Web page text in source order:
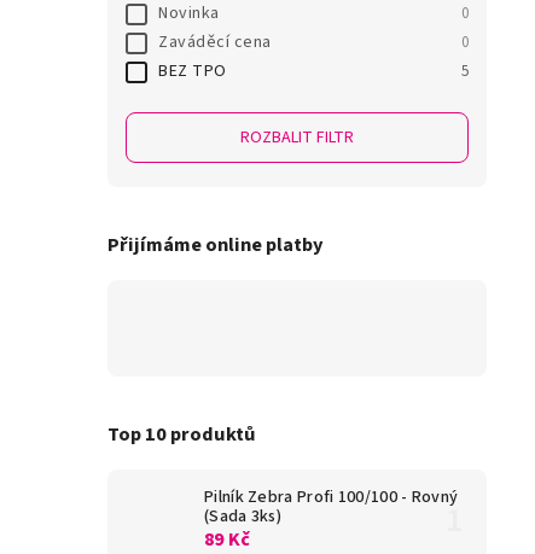
Novinka 0
Zaváděcí cena 0
BEZ TPO 5
ROZBALIT FILTR
Přijímáme online platby
Top 10 produktů
Pilník Zebra Profi 100/100 - Rovný
(Sada 3ks)
89 Kč